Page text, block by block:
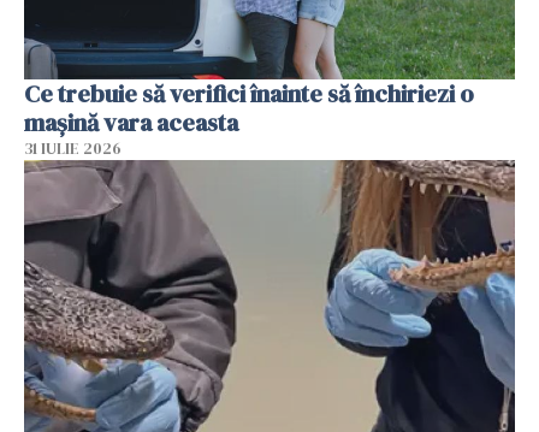
Ce trebuie să verifici înainte să închiriezi o
mașină vara aceasta
31 IULIE 2026